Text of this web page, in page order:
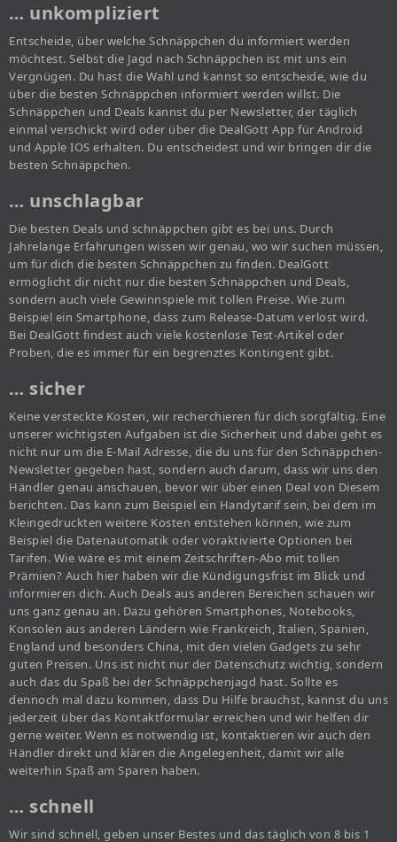
… unkompliziert
Entscheide, über welche Schnäppchen du informiert werden
möchtest. Selbst die Jagd nach Schnäppchen ist mit uns ein
Vergnügen. Du hast die Wahl und kannst so entscheide, wie du
über die besten Schnäppchen informiert werden willst. Die
Schnäppchen und Deals kannst du per Newsletter, der täglich
einmal verschickt wird oder über die DealGott App für Android
und Apple IOS erhalten. Du entscheidest und wir bringen dir die
besten Schnäppchen.
… unschlagbar
Die besten Deals und schnäppchen gibt es bei uns. Durch
Jahrelange Erfahrungen wissen wir genau, wo wir suchen müssen,
um für dich die besten Schnäppchen zu finden. DealGott
ermöglicht dir nicht nur die besten Schnäppchen und Deals,
sondern auch viele Gewinnspiele mit tollen Preise. Wie zum
Beispiel ein Smartphone, dass zum Release-Datum verlost wird.
Bei DealGott findest auch viele kostenlose Test-Artikel oder
Proben, die es immer für ein begrenztes Kontingent gibt.
… sicher
Keine versteckte Kosten, wir recherchieren für dich sorgfältig. Eine
unserer wichtigsten Aufgaben ist die Sicherheit und dabei geht es
nicht nur um die E-Mail Adresse, die du uns für den Schnäppchen-
Newsletter gegeben hast, sondern auch darum, dass wir uns den
Händler genau anschauen, bevor wir über einen Deal von Diesem
berichten. Das kann zum Beispiel ein Handytarif sein, bei dem im
Kleingedruckten weitere Kosten entstehen können, wie zum
Beispiel die Datenautomatik oder voraktivierte Optionen bei
Tarifen. Wie wäre es mit einem Zeitschriften-Abo mit tollen
Prämien? Auch hier haben wir die Kündigungsfrist im Blick und
informieren dich. Auch Deals aus anderen Bereichen schauen wir
uns ganz genau an. Dazu gehören Smartphones, Notebooks,
Konsolen aus anderen Ländern wie Frankreich, Italien, Spanien,
England und besonders China, mit den vielen Gadgets zu sehr
guten Preisen. Uns ist nicht nur der Datenschutz wichtig, sondern
auch das du Spaß bei der Schnäppchenjagd hast. Sollte es
dennoch mal dazu kommen, dass Du Hilfe brauchst, kannst du uns
jederzeit über das Kontaktformular erreichen und wir helfen dir
gerne weiter. Wenn es notwendig ist, kontaktieren wir auch den
Händler direkt und klären die Angelegenheit, damit wir alle
weiterhin Spaß am Sparen haben.
… schnell
Wir sind schnell, geben unser Bestes und das täglich von 8 bis 1